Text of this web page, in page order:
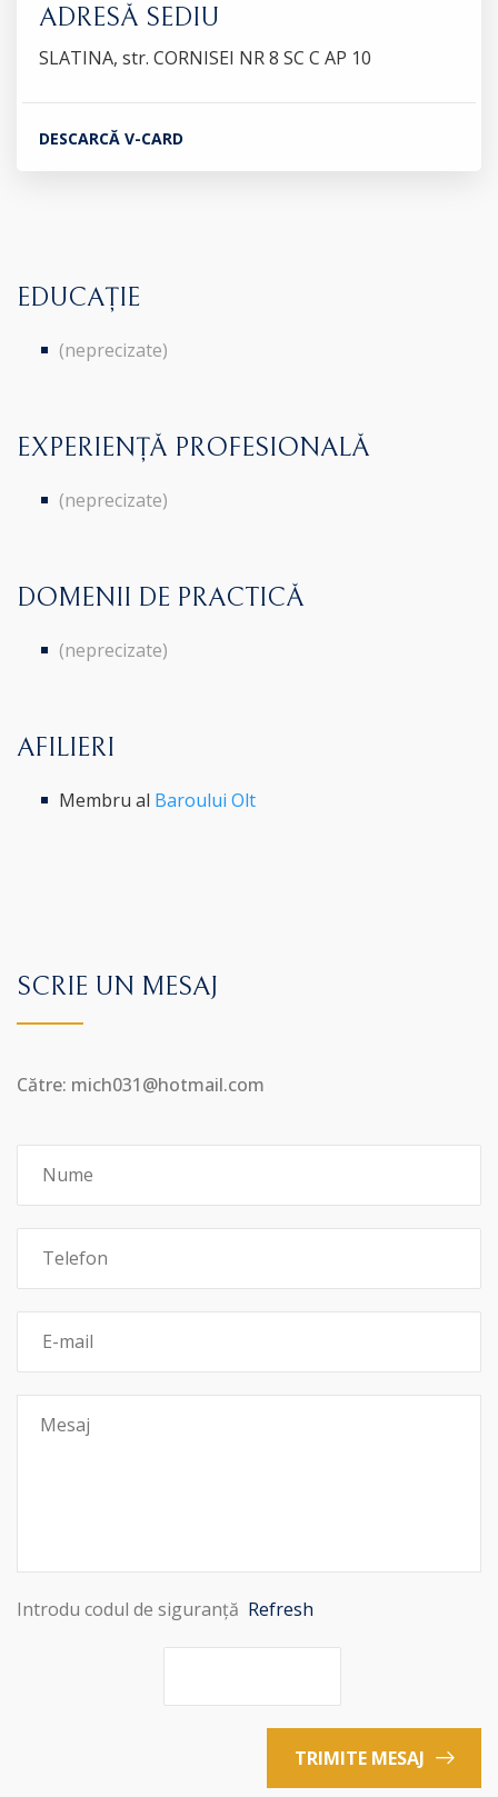
ADRESĂ SEDIU
SLATINA, str. CORNISEI NR 8 SC C AP 10
DESCARCĂ V-CARD
EDUCAȚIE
(neprecizate)
EXPERIENȚĂ PROFESIONALĂ
(neprecizate)
DOMENII DE PRACTICĂ
(neprecizate)
AFILIERI
Membru al Baroului Olt
SCRIE UN MESAJ
Către: mich031@hotmail.com
Introdu codul de siguranță Refresh
TRIMITE MESAJ